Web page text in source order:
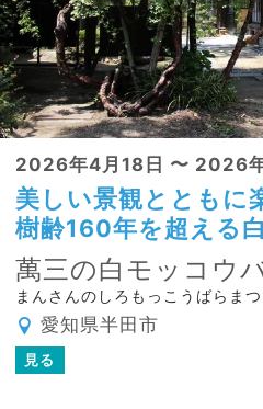
2026年4月18日 〜 2026
美しい景観とともに
樹齢160年を超える
萬三の白モッコウ
まんさんのしろもっこうばらま
愛知県半田市
見る